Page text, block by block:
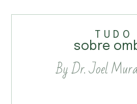
TUDO
sobre
By Dr. Joel